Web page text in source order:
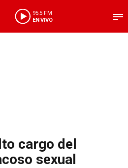
95.5 FM
EN VIVO
cargo del
sexual